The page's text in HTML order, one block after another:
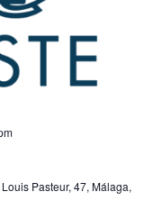
Pasteur, 47, Málaga,